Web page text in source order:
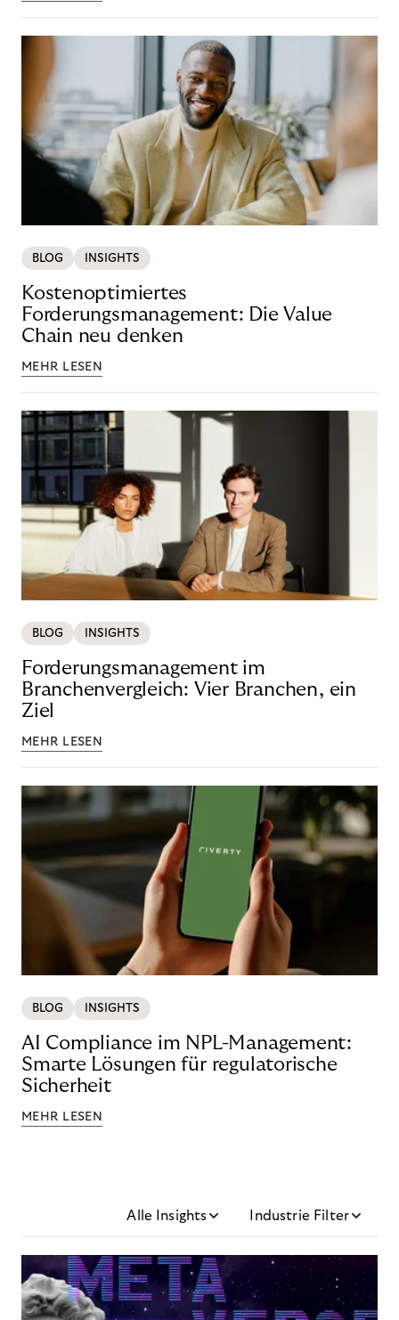
BLOG INSIGHTS
Kostenoptimiertes
Forderungsmanagement: Die Value
Chain neu denken
MEHR LESEN
BLOG INSIGHTS
Forderungsmanagement im
Branchenvergleich: Vier Branchen, ein
Ziel
MEHR LESEN
BLOG INSIGHTS
AI Compliance im NPL-Management:
Smarte Lösungen für regulatorische
Sicherheit
MEHR LESEN
Alle Insights Industrie Filter